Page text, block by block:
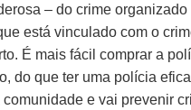
– do crime organizado
está vinculado com o
É mais fácil comprar a
do que ter uma polícia
e vai prevenir